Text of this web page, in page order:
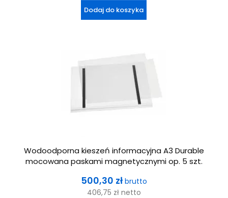
Dodaj do koszyka
Wodoodporna kieszeń informacyjna A3 Durable
mocowana paskami magnetycznymi op. 5 szt.
Cena
500,30 zł brutto
406,75 zł netto